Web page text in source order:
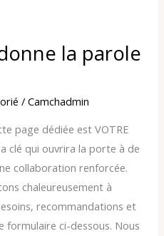
la parole
/Camchadmin
page dédiée est VOTRE
clé qui ouvrira la porte à de
collaboration renforcée.
chaleureusement à
recommandations et
formulaire ci-dessous. Nous